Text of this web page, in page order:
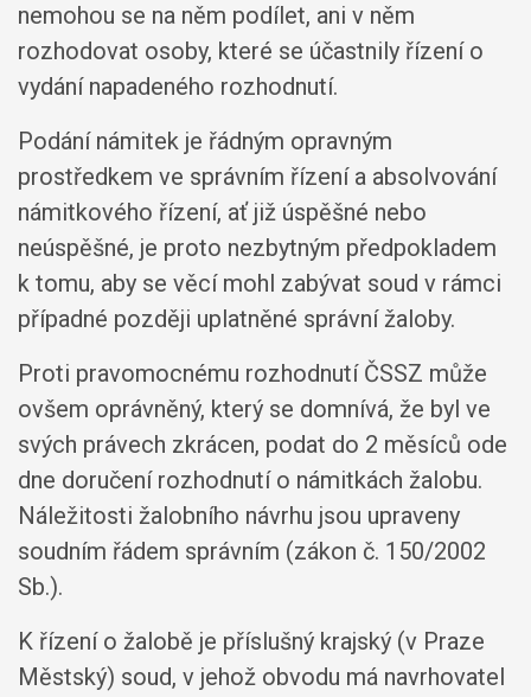
nemohou se na něm podílet, ani v něm
rozhodovat osoby, které se účastnily řízení o
vydání napadeného rozhodnutí.
Podání námitek je řádným opravným
prostředkem ve správním řízení a absolvování
námitkového řízení, ať již úspěšné nebo
neúspěšné, je proto nezbytným předpokladem
k tomu, aby se věcí mohl zabývat soud v rámci
případné později uplatněné správní žaloby.
Proti pravomocnému rozhodnutí ČSSZ může
ovšem oprávněný, který se domnívá, že byl ve
svých právech zkrácen, podat do 2 měsíců ode
dne doručení rozhodnutí o námitkách žalobu.
Náležitosti žalobního návrhu jsou upraveny
soudním řádem správním (zákon č. 150/2002
Sb.).
K řízení o žalobě je příslušný krajský (v Praze
Městský) soud, v jehož obvodu má navrhovatel